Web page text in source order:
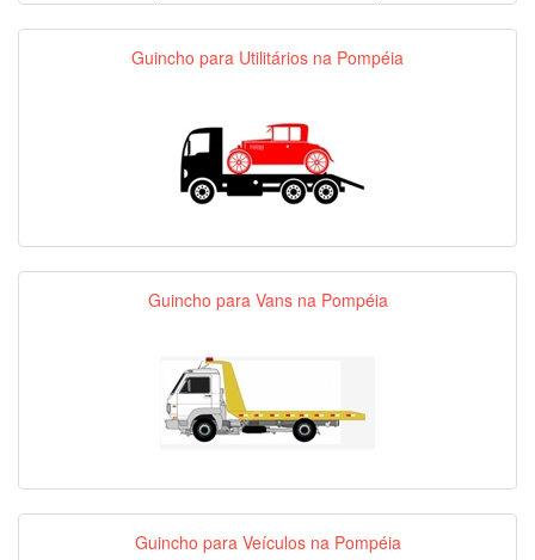
Guincho para Utilitários na Pompéia
Guincho para Vans na Pompéia
Guincho para Veículos na Pompéia